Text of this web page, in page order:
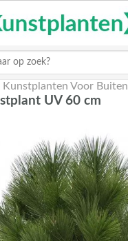
Kunstplanten Voor Buiten
UV 60 cm